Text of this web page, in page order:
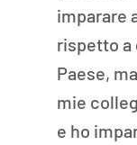
imparare
rispetto a
Paese,
mie
e ho